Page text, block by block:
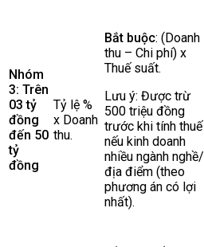
Nhóm
3: Trên
03 tỷ
đồng
đến 50
tỷ
đồng
Tỷ lệ %
x Doanh
thu.
Bắt buộc: (Doanh
thu – Chi phí) x
Thuế suất.
Lưu ý: Được trừ
500 triệu đồng
trước khi tính thuế
nếu kinh doanh
nhiều ngành nghề/
địa điểm (theo
phương án có lợi
nhất).